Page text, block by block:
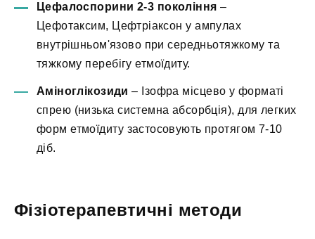
Цефалоспорини 2-3 покоління –
Цефотаксим, Цефтріаксон у ампулах
внутрішньом'язово при середньотяжкому та
тяжкому перебігу етмоїдиту.
Аміноглікозиди – Ізофра місцево у форматі
спрею (низька системна абсорбція), для легких
форм етмоїдиту застосовують протягом 7-10
діб.
Фізіотерапевтичні методи